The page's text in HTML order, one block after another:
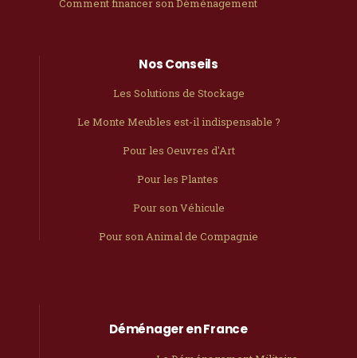
Comment financer son Déménagement
Nos Conseils
Les Solutions de Stockage
Le Monte Meubles est-il indispensable ?
Pour les Oeuvres d'Art
Pour les Plantes
Pour son Véhicule
Pour son Animal de Compagnie
Déménager en France